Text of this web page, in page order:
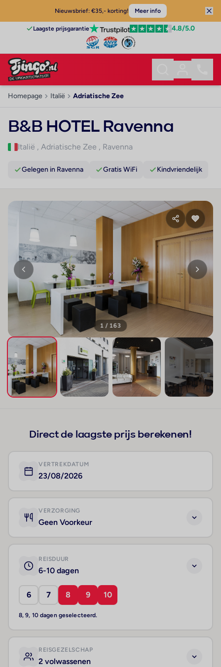
Nieuwsbrief: €35,- korting! Meer info
Laagste prijsgarantie 4.8/5.0
Homepage Italië Adriatische Zee
B&B HOTEL Ravenna
Italië , Adriatische Zee , Ravenna
Gelegen in Ravenna Gratis WiFi Kindvriendelijk
1 / 163
Direct de laagste prijs berekenen!
VERTREKDATUM
23/08/2026
VERZORGING
Geen Voorkeur
REISDUUR
6-10 dagen
6 7 8 9 10
8, 9, 10 dagen geselecteerd.
REISGEZELSCHAP
2 volwassenen